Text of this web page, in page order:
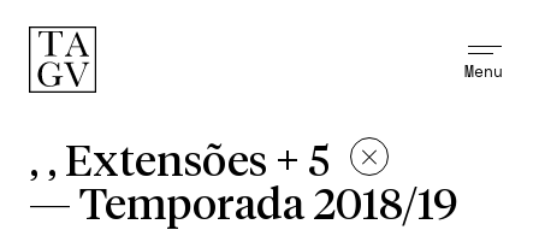
Menu
, , Extensões + 5
— Temporada 2018/19